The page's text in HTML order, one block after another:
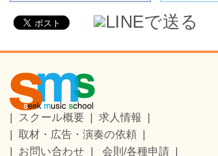
| スクール概要 | 求人情報
|
| 取材・広告・演奏の依頼 |
| お問い合わせ | 会則/各種申請 |